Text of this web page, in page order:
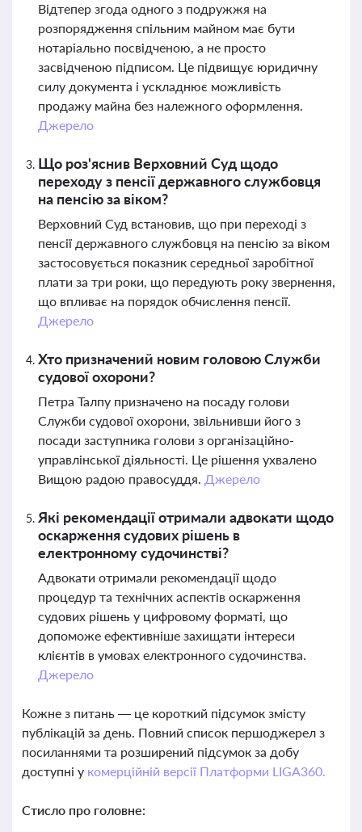
Відтепер згода одного з подружжя на
розпорядження спільним майном має бути
нотаріально посвідченою, а не просто
засвідченою підписом. Це підвищує юридичну
силу документа і ускладнює можливість
продажу майна без належного оформлення.
Джерело
Що роз'яснив Верховний Суд щодо
переходу з пенсії державного службовця
на пенсію за віком?
Верховний Суд встановив, що при переході з
пенсії державного службовця на пенсію за віком
застосовується показник середньої заробітної
плати за три роки, що передують року звернення,
що впливає на порядок обчислення пенсії.
Джерело
Хто призначений новим головою Служби
судової охорони?
Петра Талпу призначено на посаду голови
Служби судової охорони, звільнивши його з
посади заступника голови з організаційно-
управлінської діяльності. Це рішення ухвалено
Вищою радою правосуддя. Джерело
Які рекомендації отримали адвокати щодо
оскарження судових рішень в
електронному судочинстві?
Адвокати отримали рекомендації щодо
процедур та технічних аспектів оскарження
судових рішень у цифровому форматі, що
допоможе ефективніше захищати інтереси
клієнтів в умовах електронного судочинства.
Джерело
Кожне з питань — це короткий підсумок змісту
публікацій за день. Повний список першоджерел з
посиланнями та розширений підсумок за добу
доступні у комерційній версії Платформи LIGA360.
Стисло про головне: